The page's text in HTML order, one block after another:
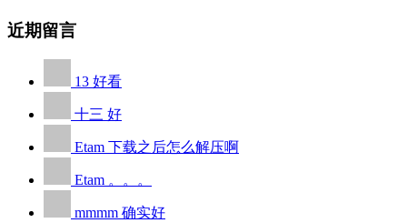
近期留言
13 好看
十三 好
Etam 下载之后怎么解压啊
Etam 。。。
mmmm 确实好